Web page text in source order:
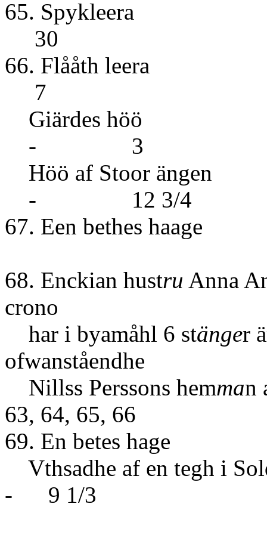
65.
30
66.
7
Giärdes
- 3
Höö af Stoor
- 12 3/4
67. Een bethes haage
68. Enckian hustru Anna
crono
har i byamåhl 6 stänger
ofwanståendhe
Nillss Perssons hemman
63, 64, 65, 66
69. En betes hage
Vthsadhe af en tegh i
- 9 1/3